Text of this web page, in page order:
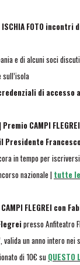
ISCHIA FOTO
e di alcuni soci
di accesso a
CAMPI
in tempo per
nazionale | tutte
FLEGREI con
presso Anfiteatro
valida un anno intero nei
di 10€ su QUESTO